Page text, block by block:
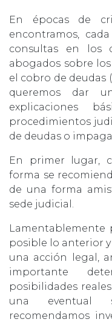
En épocas de
encontramos,
consultas en los
abogados sobre
el cobro de deudas
queremos dar
explicaciones
procedimientos
de deudas o
En primer lugar,
forma se
de una forma
sede judicial.
Lamentablemente
posible lo anterior
una acción legal,
importante
posibilidades
una eventual
recomendamos